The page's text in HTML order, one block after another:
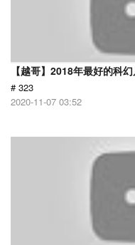
【越哥】2018年最好的科
# 323
2020-11-07 03:52